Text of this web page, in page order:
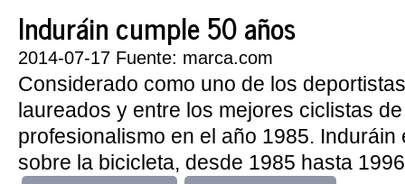
Induráin cumple 50 años
2014-07-17 Fuente: marca.com
Considerado como uno de los
laureados y entre los mejores ciclistas
profesionalismo en el año 1985.
sobre la bicicleta, desde 1985 hasta